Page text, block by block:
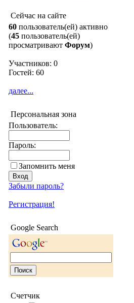
Сейчас на сайте
60 пользователь(ей) активно
(45 пользователь(ей)
просматривают Форум)
Участников: 0
Гостей: 60
далее...
Персональная зона
Пользователь:
Пароль:
Запомнить меня
Забыли пароль?
Регистрация!
Google Search
Счетчик